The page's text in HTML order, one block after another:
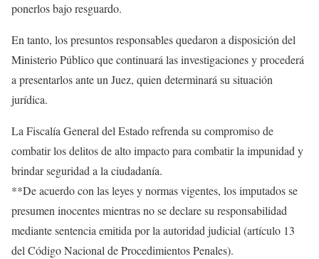
ponerlos bajo resguardo.
En tanto, los presuntos responsables quedaron a disposición del
Ministerio Público que continuará las investigaciones y procederá
a presentarlos ante un Juez, quien determinará su situación
jurídica.
La Fiscalía General del Estado refrenda su compromiso de
combatir los delitos de alto impacto para combatir la impunidad y
brindar seguridad a la ciudadanía.
**De acuerdo con las leyes y normas vigentes, los imputados se
presumen inocentes mientras no se declare su responsabilidad
mediante sentencia emitida por la autoridad judicial (artículo 13
del Código Nacional de Procedimientos Penales).